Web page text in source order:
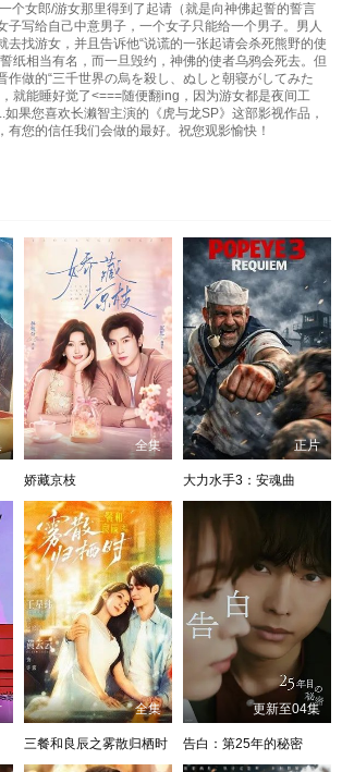
女郎/游女那里得到了起请（就是向神佛起誓的誓言
子写给自己中意男子，一个女子只能给一个男子。男人
去找游女，并且告诉他“说谎的一张起请会杀死熊野的使
纸相当有名，而一旦毁约，神佛的使者乌鸦会死去。但
作做的“三千世界の烏を殺し、ぬしと朝寝がしてみた
就能睡好觉了<===随便翻ing，因为游女都是夜间工
果您喜欢长濑智主演的《虎与龙SP》这部影视作品，
有您的信任我们会做的最好。祝您观影愉快！
全集
娇藏京枝
正片
大力水手3：安魂曲
全集
三餐和良辰之雾散归栖时
更新至04集
告白：第25年的秘密